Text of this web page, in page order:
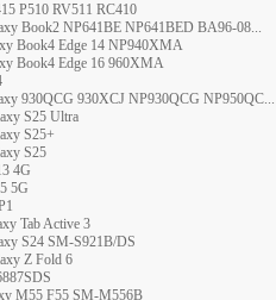
P510 RV511 RC410
Book2 NP641BE NP641BED BA96-08...
Book4 Edge 14 NP940XMA
Book4 Edge 16 960XMA
930QCG 930XCJ NP930QCG NP950QC...
S25 Ultra
S25+
S25
4G
5G
Tab Active 3
S24 SM-S921B/DS
Z Fold 6
M55 F55 SM-M556B